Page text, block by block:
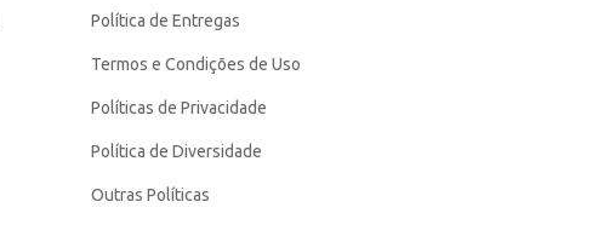
Política de Entregas
Termos e Condições de Uso
Políticas de Privacidade
Política de Diversidade
Outras Políticas